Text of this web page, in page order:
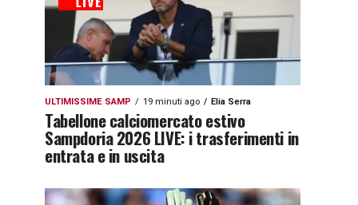
ULTIMISSIME SAMP 19 minuti ago Elia Serra
Tabellone calciomercato estivo
Sampdoria 2026 LIVE: i trasferimenti in
entrata e in uscita